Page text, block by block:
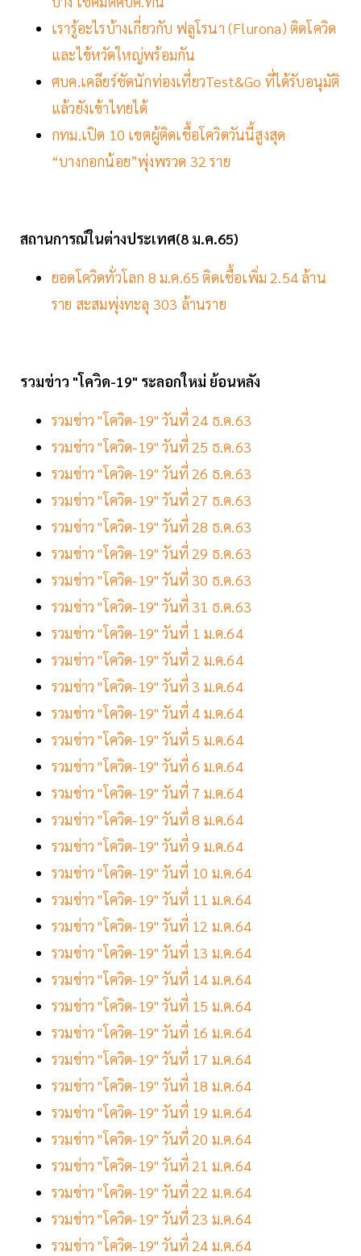
เรารู้อะไรบ้างเกี่ยวกับ ฟลูโรนา (Flurona) ติดโควิด
และไข้หวัดใหญ่พร้อมกัน
ศบค.เคลียร์ชัดนักท่องเที่ยวTest&Go ที่ได้รับอนุมัติ
แล้วยังเข้าไทยได้
กทม.เปิด 10 เขตผู้ติดเชื้อโควิดวันนี้สูงสุด
“บางกอกน้อย”พุ่งพรวด 32 ราย
สถานการณ์ในต่างประเทศ(8 ม.ค.65)
ยอดโควิดทั่วโลก 8 ม.ค.65 ติดเชื้อเพิ่ม 2.54 ล้าน
ราย สะสมพุ่งทะลุ 303 ล้านราย
รวมข่าว "โควิด-19" ระลอกใหม่ ย้อนหลัง
รวมข่าว "โควิด-19" วันที่ 24 ธ.ค.63
รวมข่าว "โควิด-19" วันที่ 25 ธ.ค.63
รวมข่าว "โควิด-19" วันที่ 26 ธ.ค.63
รวมข่าว "โควิด-19" วันที่ 27 ธ.ค.63
รวมข่าว "โควิด-19" วันที่ 28 ธ.ค.63
รวมข่าว "โควิด-19" วันที่ 29 ธ.ค.63
รวมข่าว "โควิด-19" วันที่ 30 ธ.ค.63
รวมข่าว "โควิด-19" วันที่ 31 ธ.ค.63
รวมข่าว "โควิด-19" วันที่ 1 ม.ค.64
รวมข่าว "โควิด-19" วันที่ 2 ม.ค.64
รวมข่าว "โควิด-19" วันที่ 3 ม.ค.64
รวมข่าว "โควิด-19" วันที่ 4 ม.ค.64
รวมข่าว "โควิด-19" วันที่ 5 ม.ค.64
รวมข่าว "โควิด-19" วันที่ 6 ม.ค.64
รวมข่าว "โควิด-19" วันที่ 7 ม.ค.64
รวมข่าว "โควิด-19" วันที่ 8 ม.ค.64
รวมข่าว "โควิด-19" วันที่ 9 ม.ค.64
รวมข่าว "โควิด-19" วันที่ 10 ม.ค.64
รวมข่าว "โควิด-19" วันที่ 11 ม.ค.64
รวมข่าว "โควิด-19" วันที่ 12 ม.ค.64
รวมข่าว "โควิด-19" วันที่ 13 ม.ค.64
รวมข่าว "โควิด-19" วันที่ 14 ม.ค.64
รวมข่าว "โควิด-19" วันที่ 15 ม.ค.64
รวมข่าว "โควิด-19" วันที่ 16 ม.ค.64
รวมข่าว "โควิด-19" วันที่ 17 ม.ค.64
รวมข่าว "โควิด-19" วันที่ 18 ม.ค.64
รวมข่าว "โควิด-19" วันที่ 19 ม.ค.64
รวมข่าว "โควิด-19" วันที่ 20 ม.ค.64
รวมข่าว "โควิด-19" วันที่ 21 ม.ค.64
รวมข่าว "โควิด-19" วันที่ 22 ม.ค.64
รวมข่าว "โควิด-19" วันที่ 23 ม.ค.64
รวมข่าว "โควิด-19" วันที่ 24 ม.ค.64